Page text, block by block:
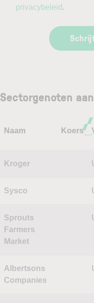
privacybeleid .
Sectorgenoten
Naam Koers
Kroger
Sysco
Sprouts
Farmers
Market
Albertsons
Companies